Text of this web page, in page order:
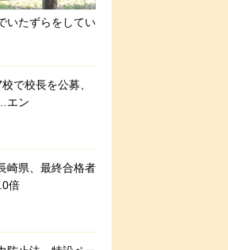
いたずらをしてい
で校長を公募、
エン
崎県、最終合格者
倍